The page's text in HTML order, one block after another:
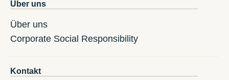
Über uns
Über uns
Corporate Social Responsibility
Kontakt